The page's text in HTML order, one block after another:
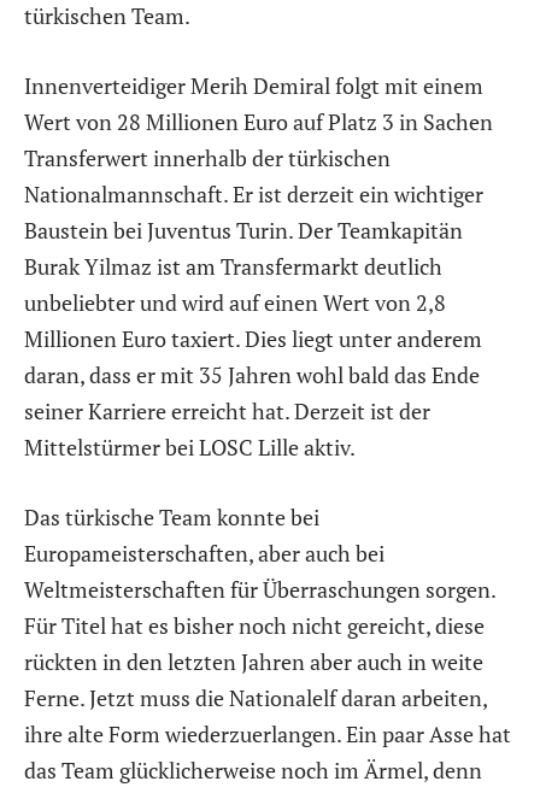
türkischen Team.
Innenverteidiger Merih Demiral folgt mit einem
Wert von 28 Millionen Euro auf Platz 3 in Sachen
Transferwert innerhalb der türkischen
Nationalmannschaft. Er ist derzeit ein wichtiger
Baustein bei Juventus Turin. Der Teamkapitän
Burak Yilmaz ist am Transfermarkt deutlich
unbeliebter und wird auf einen Wert von 2,8
Millionen Euro taxiert. Dies liegt unter anderem
daran, dass er mit 35 Jahren wohl bald das Ende
seiner Karriere erreicht hat. Derzeit ist der
Mittelstürmer bei LOSC Lille aktiv.
Das türkische Team konnte bei
Europameisterschaften, aber auch bei
Weltmeisterschaften für Überraschungen sorgen.
Für Titel hat es bisher noch nicht gereicht, diese
rückten in den letzten Jahren aber auch in weite
Ferne. Jetzt muss die Nationalelf daran arbeiten,
ihre alte Form wiederzuerlangen. Ein paar Asse hat
das Team glücklicherweise noch im Ärmel, denn